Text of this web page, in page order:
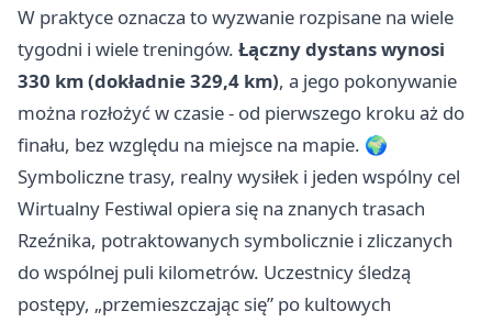
W praktyce oznacza to wyzwanie rozpisane na wiele
tygodni i wiele treningów. Łączny dystans wynosi
330 km (dokładnie 329,4 km), a jego pokonywanie
można rozłożyć w czasie - od pierwszego kroku aż do
finału, bez względu na miejsce na mapie. 🌍
Symboliczne trasy, realny wysiłek i jeden wspólny cel
Wirtualny Festiwal opiera się na znanych trasach
Rzeźnika, potraktowanych symbolicznie i zliczanych
do wspólnej puli kilometrów. Uczestnicy śledzą
postępy, „przemieszczając się” po kultowych